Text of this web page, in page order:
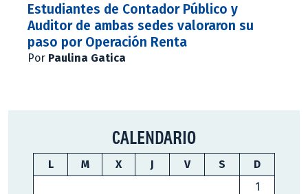
Estudiantes de Contador Público y
Auditor de ambas sedes valoraron su
paso por Operación Renta
Por Paulina Gatica
CALENDARIO
L M X J V S
D
1